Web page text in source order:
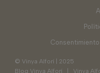
© Vinya Alforí | 2025
Blog Vinya Alforí
Vinya